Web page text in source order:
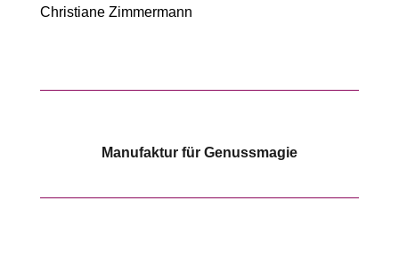
Christiane Zimmermann
Manufaktur für Genussmagie